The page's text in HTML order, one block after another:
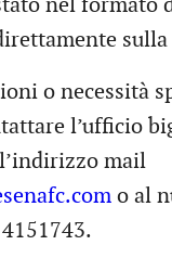
nel formato
o necessità
l’ufficio
mail
o al